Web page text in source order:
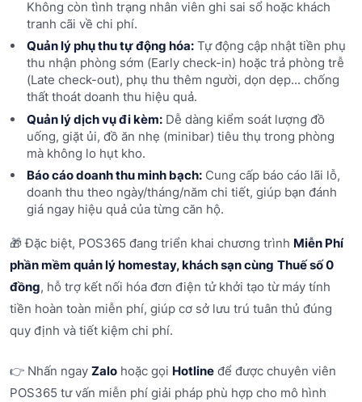
Không còn tình trạng nhân viên ghi sai sổ hoặc khách
tranh cãi về chi phí.
Quản lý phụ thu tự động hóa:Tự động cập nhật tiền phụ
thu nhận phòng sớm (Early check-in) hoặc trả phòng trễ
(Late check-out), phụ thu thêm người, dọn dẹp... chống
thất thoát doanh thu hiệu quả.
Quản lý dịch vụ đi kèm:Dễ dàng kiểm soát lượng đồ
uống, giặt ủi, đồ ăn nhẹ (minibar) tiêu thụ trong phòng
mà không lo hụt kho.
Báo cáo doanh thu minh bạch:Cung cấp báo cáo lãi lỗ,
doanh thu theo ngày/tháng/năm chi tiết, giúp bạn đánh
giá ngay hiệu quả của từng căn hộ.
🎁 Đặc biệt, POS365 đang triển khai chương trình Miễn Phí
phần mềm quản lý homestay, khách sạn cùng Thuế số 0
đồng, hỗ trợ kết nối hóa đơn điện tử khởi tạo từ máy tính
tiền hoàn toàn miễn phí, giúp cơ sở lưu trú tuân thủ đúng
quy định và tiết kiệm chi phí.
👉 Nhấn ngay Zalo hoặc gọi Hotline để được chuyên viên
POS365 tư vấn miễn phí giải pháp phù hợp cho mô hình